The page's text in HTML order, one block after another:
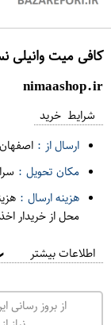
کافی میت وانیلی نستله
nimaashop.ir
شرایط خرید
ارسال از : اصفهان
مکان تحویل :
هزینه ارسال :
محل از خریدار
اطلاعات بیشتر
از بروز